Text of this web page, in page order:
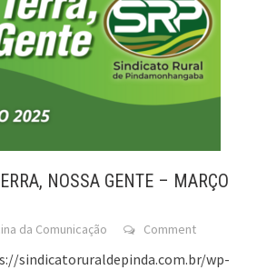
NOSSA GENTE – MARÇO
da Comunicação Comment
sindicatoruraldepinda.com.br/wp-